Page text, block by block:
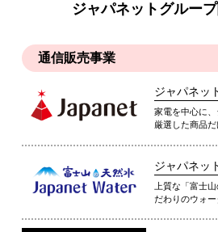
ジャパネットグルー
通信販売事業
ジャパネッ
家電を中心に
厳選した商品だ
ジャパネッ
上質な「富士
だわりのウォ